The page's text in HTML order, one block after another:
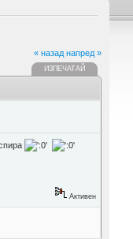
« назад напред »
ИЗПЕЧАТАЙ
Активен